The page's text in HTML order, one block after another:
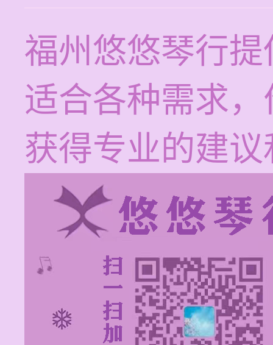
福州悠悠琴行
适合各种需求
获得专业的建